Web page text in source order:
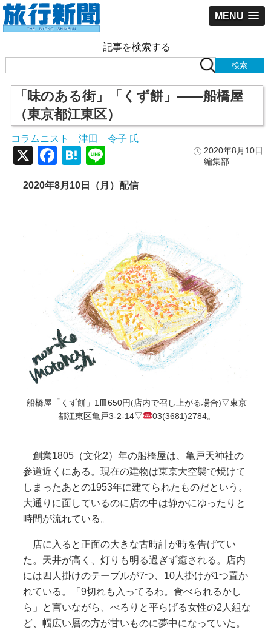
MENU
記事を検索する
「味のある街」「くず餅」――船橋屋
（東京都江東区）
コラムニスト 津田 令子 氏
2020年8月10日
編集部
X Facebook
Hatena
2020年8月10日（月）配信
船橋屋「くず餅」1皿650円(店内で召し上がる場合)▽東京
都江東区亀戸3-2-14▽
03(3681)2784。
創業1805（文化2）年の船橋屋は、亀戸天神社の
参道近くにある。現在の建物は東京大空襲で焼けて
しまったあとの1953年に建てられたものだという。
大通りに面しているのに店の中は静かにゆったりと
時間が流れている。
店に入ると正面の大きな古時計が時を告げてい
た。天井が高く、灯りも明る過ぎず癒される。店内
には四人掛けのテーブルが7つ、10人掛けが1つ置か
れている。「9切れも入ってるわ。食べられるかし
ら」と言いながら、ぺろりと平らげる女性の2人組な
ど、幅広い層の方が甘いものに夢中になっていた。